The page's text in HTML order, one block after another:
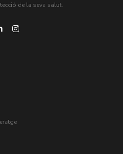
de la seva salut.